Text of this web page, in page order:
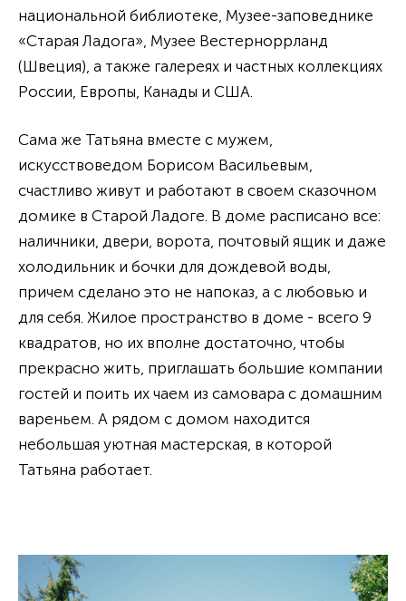
национальной библиотеке, Музее-заповеднике
«Старая Ладога», Музее Вестерноррланд
(Швеция), а также галереях и частных коллекциях
России, Европы, Канады и США.
Сама же Татьяна вместе с мужем,
искусствоведом Борисом Васильевым,
счастливо живут и работают в своем сказочном
домике в Старой Ладоге. В доме расписано все:
наличники, двери, ворота, почтовый ящик и даже
холодильник и бочки для дождевой воды,
причем сделано это не напоказ, а с любовью и
для себя. Жилое пространство в доме - всего 9
квадратов, но их вполне достаточно, чтобы
прекрасно жить, приглашать большие компании
гостей и поить их чаем из самовара с домашним
вареньем. А рядом с домом находится
небольшая уютная мастерская, в которой
Татьяна работает.